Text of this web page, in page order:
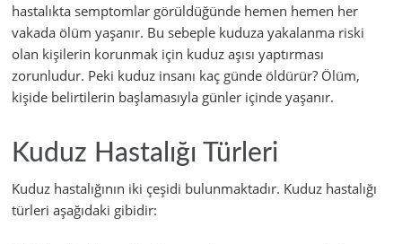
hastalıkta semptomlar görüldüğünde hemen hemen her
vakada ölüm yaşanır. Bu sebeple kuduza yakalanma riski
olan kişilerin korunmak için kuduz aşısı yaptırması
zorunludur. Peki kuduz insanı kaç günde öldürür? Ölüm,
kişide belirtilerin başlamasıyla günler içinde yaşanır.
Kuduz Hastalığı Türleri
Kuduz hastalığının iki çeşidi bulunmaktadır. Kuduz hastalığı
türleri aşağıdaki gibidir: